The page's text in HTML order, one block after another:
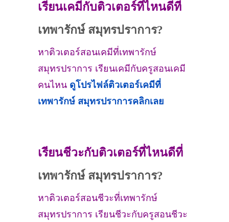
เรียนเคมีกับติวเตอร์ที่ไหนดีที่
เทพารักษ์ สมุทรปราการ?
หาติวเตอร์สอนเคมีที่เทพารักษ์
สมุทรปราการ เรียนเคมีกับครูสอนเคมี
คนไหน ดูโปรไฟล์ติวเตอร์เคมีที่
เทพารักษ์ สมุทรปราการคลิกเลย
เรียนชีวะกับติวเตอร์ที่ไหนดีที่
เทพารักษ์ สมุทรปราการ?
หาติวเตอร์สอนชีวะที่เทพารักษ์
สมุทรปราการ เรียนชีวะกับครูสอนชีวะ